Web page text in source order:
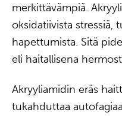
merkittävämpiä.
oksidatiivista stressiä,
hapettumista. Sitä
eli haitallisena
Akryyliamidin eräs
tukahduttaa